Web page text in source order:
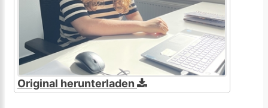
Original herunterladen